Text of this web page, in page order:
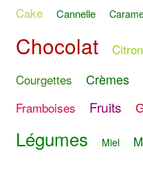
Cake Cannelle
Chocolat
Courgettes Crèmes
Framboises Fruits
Légumes Miel